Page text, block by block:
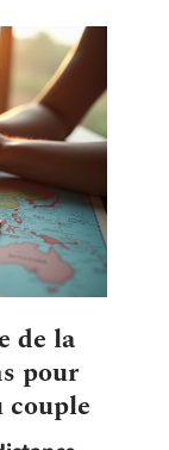
de la
pour
couple